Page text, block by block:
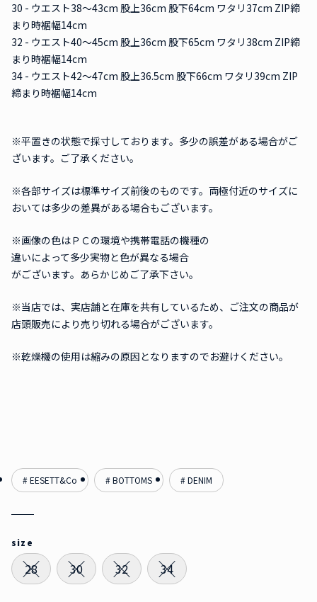
30 - ウエスト38〜43cm 股上36cm 股下64cm ワタリ37cm ZIP締
まり時裾幅14cm
32 - ウエスト40〜45cm 股上36cm 股下65cm ワタリ38cm ZIP締
まり時裾幅14cm
34 - ウエスト42〜47cm 股上36.5cm 股下66cm ワタリ39cm ZIP
締まり時裾幅14cm
※平置きの状態で採寸しております。多少の誤差がある場合がご
ざいます。ご了承ください。
※各部サイズは標準サイズ前後のものです。両極付近のサイズに
おいては多少の差異がある場合もございます。
※画像の色はＰＣの環境や携帯電話の機種の
違いによって多少実物と色が異なる場合
がございます。あらかじめご了承下さい。
※当店では、実店舗と在庫を共有しているため、ご注文の商品が
店頭販売により売り切れる場合がございます。
※乾燥機の使用は縮みの原因となりますのでお避けください。
# EESETT&Co # BOTTOMS # DENIM
size
28 30 32 34